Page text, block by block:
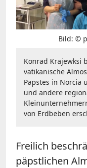
Bild: ©
Konrad Krajewksi
vatikanische
Papstes in Norcia
und andere
von Erdbeben
Freilich
päpstlichen